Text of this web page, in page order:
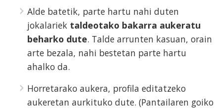
Alde batetik, parte hartu nahi duten
jokalariek taldeotako bakarra aukeratu
beharko dute. Talde arrunten kasuan, orain
arte bezala, nahi bestetan parte hartu
ahalko da.
Horretarako aukera, profila editatzeko
aukeretan aurkituko dute. (Pantailaren goiko